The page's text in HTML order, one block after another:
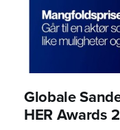
Globale
HER Awards